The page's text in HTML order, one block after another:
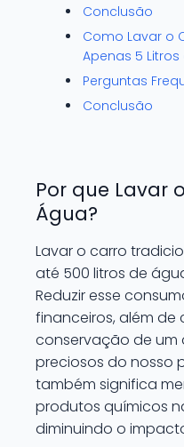
Conclusão
Como Lavar o
Apenas 5
Perguntas
Conclusão
Por que Lavar
Água?
Lavar o carro
até 500 litros de
Reduzir esse
financeiros, além de
conservação de um
preciosos do nosso
também significa
produtos químicos
diminuindo o